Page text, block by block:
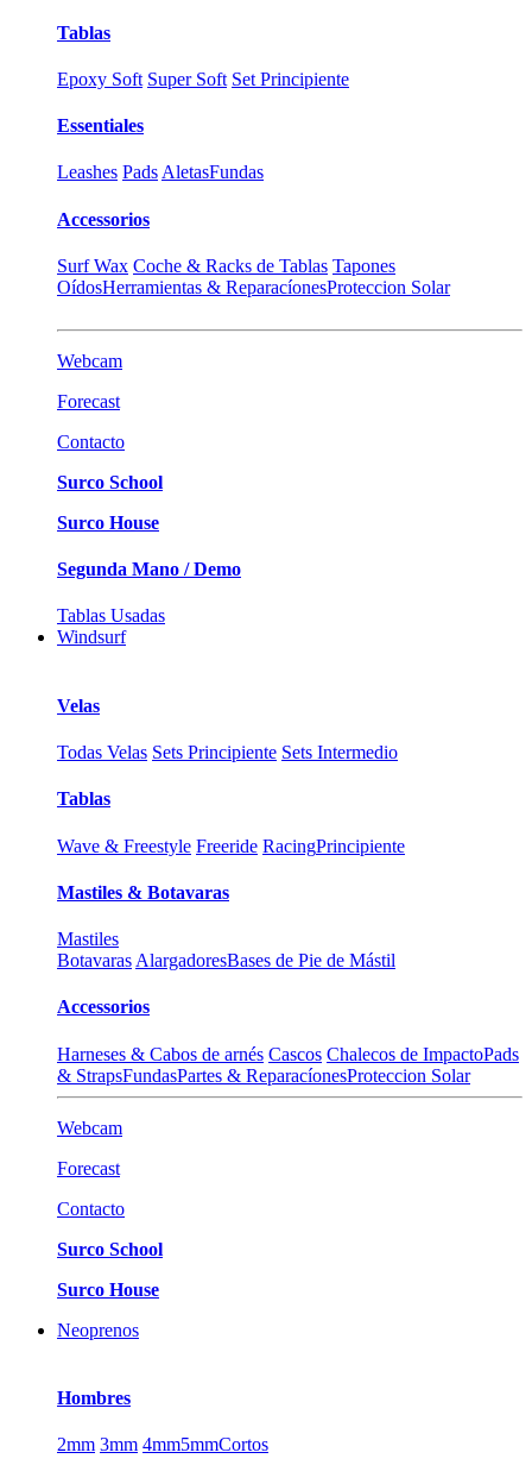
Tablas
Epoxy Soft Super Soft Set Principiente
Essentiales
Leashes Pads AletasFundas
Accessorios
Surf Wax Coche & Racks de Tablas Tapones
OídosHerramientas & ReparacíonesProteccion Solar
Webcam
Forecast
Contacto
Surco School
Surco House
Segunda Mano / Demo
Tablas Usadas
Windsurf
Velas
Todas Velas Sets Principiente Sets Intermedio
Tablas
Wave & Freestyle Freeride RacingPrincipiente
Mastiles & Botavaras
Mastiles
Botavaras AlargadoresBases de Pie de Mástil
Accessorios
Harneses & Cabos de arnés Cascos Chalecos de ImpactoPads
& StrapsFundasPartes & ReparacíonesProteccion Solar
Webcam
Forecast
Contacto
Surco School
Surco House
Neoprenos
Hombres
2mm 3mm 4mm5mmCortos